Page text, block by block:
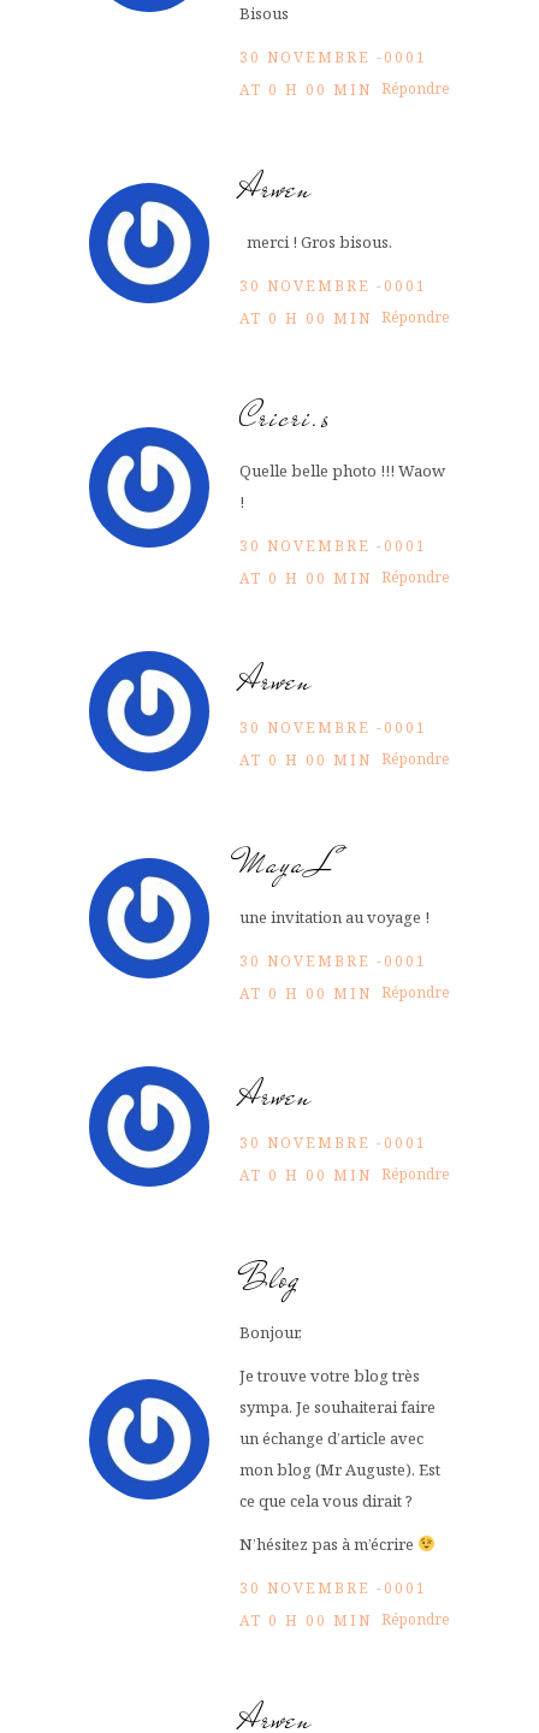
Bisous
30 NOVEMBRE -0001
AT 0 H 00 MIN Répondre
Arwen
merci ! Gros bisous.
30 NOVEMBRE -0001
AT 0 H 00 MIN Répondre
Cricri.s
Quelle belle photo !!! Waow
!
30 NOVEMBRE -0001
AT 0 H 00 MIN Répondre
Arwen
30 NOVEMBRE -0001
AT 0 H 00 MIN Répondre
Maya L
une invitation au voyage !
30 NOVEMBRE -0001
AT 0 H 00 MIN Répondre
Arwen
30 NOVEMBRE -0001
AT 0 H 00 MIN Répondre
Blog
Bonjour,
Je trouve votre blog très
sympa. Je souhaiterai faire
un échange d’article avec
mon blog (Mr Auguste). Est
ce que cela vous dirait ?
N’hésitez pas à m’écrire
30 NOVEMBRE -0001
AT 0 H 00 MIN Répondre
Arwen